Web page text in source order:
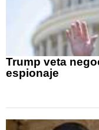
Trump veta
espionaje